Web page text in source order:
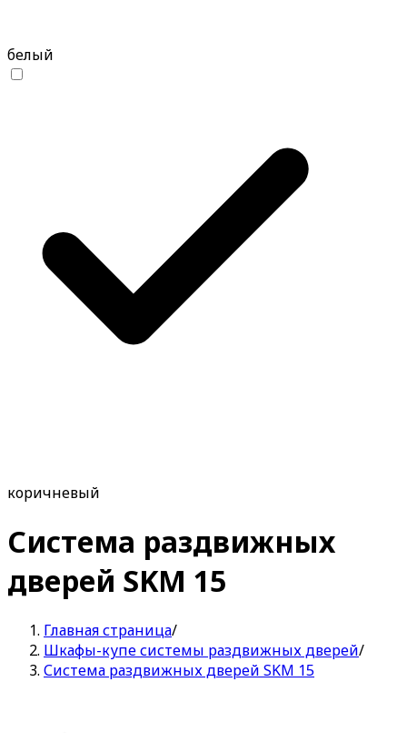
белый
коричневый
Система раздвижных
дверей SKM 15
Главная страница/
Шкафы-купе системы раздвижных дверей/
Система раздвижных дверей SKM 15